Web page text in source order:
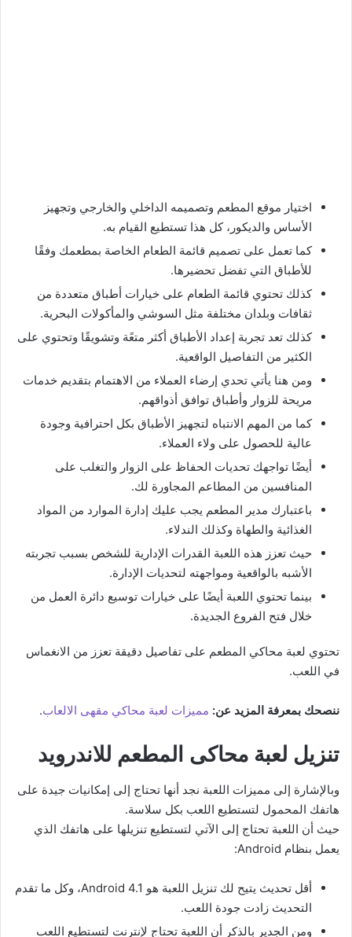
اختيار موقع المطعم وتصميمه الداخلي والخارجي وتجهيز
الأساس والديكور، كل هذا تستطيع القيام به.
كما تعمل على تصميم قائمة الطعام الخاصة بمطعمك وفقًا
للأطباق التي تفضل تحضيرها.
كذلك تحتوي قائمة الطعام على خيارات أطباق متعددة من
ثقافات وبلدان مختلفة مثل السوشي والمأكولات البحرية.
كذلك تعد تجربة إعداد الأطباق أكثر متعًة وتشويقًا وتحتوي على
الكثير من التفاصيل الواقعية.
ومن هنا يأتي تحدي إرضاء العملاء من الاهتمام بتقديم خدمات
مريحة للزوار وأطباق توافق أذواقهم.
كما من المهم الانتباه لتجهيز الأطباق بكل احترافية وجودة
عالية للحصول على ولاء العملاء.
أيضًا تواجهك تحديات الحفاظ على الزوار والتغلب على
المنافسين من المطاعم المجاورة لك.
باعتبارك مدير المطعم يجب عليك إدارة الموارد من المواد
الغذائية والطهاة وكذلك الندلاء.
حيث تعزز هذه اللعبة القدرات الإدارية للشخص بسبب تجربته
الأشبه بالواقعية ومواجهته لتحديات الإدارة.
بينما تحتوي اللعبة أيضًا على خيارات توسيع دائرة العمل من
خلال فتح الفروع الجديدة.
تحتوي لعبة محاكي المطعم على تفاصيل دقيقة تعزز من الانغماس
في اللعب.
ننصحك بمعرفة المزيد عن: مميزات لعبة محاكي مقهى الالعاب.
تنزيل لعبة محاكى المطعم للاندرويد
وبالإشارة إلى مميزات اللعبة نجد أنها تحتاج إلى إمكانيات جيدة على
هاتفك المحمول لتستطيع اللعب بكل سلاسة.
حيث أن اللعبة تحتاج إلى الآتي لتستطيع تنزيلها على هاتفك الذي
يعمل بنظام Android:
أقل تحديث يتيح لك تنزيل اللعبة هو Android 4.1، وكل ما تقدم
التحديث زادت جودة اللعب.
ومن الجدير بالذكر أن اللعبة تحتاج لإنترنت لتستطيع اللعب